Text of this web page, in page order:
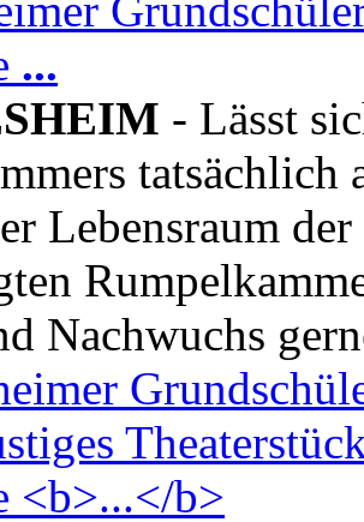
...
- Lässt
tatsächlich
Lebensraum
Nachwuchs